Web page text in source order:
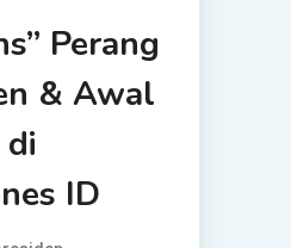
Perang
& Awal
ID